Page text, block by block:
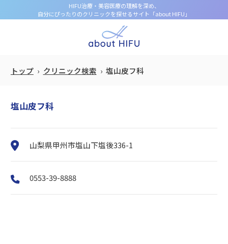
HIFU治療・美容医療の理解を深め、
自分にぴったりのクリニックを探せるサイト「about HIFU」
トップ クリニック検索 塩山皮フ科
塩山皮フ科
山梨県甲州市塩山下塩後336-1
0553-39-8888